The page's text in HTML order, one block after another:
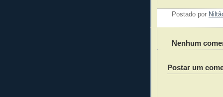
Postado por
Nenhum
Postar um